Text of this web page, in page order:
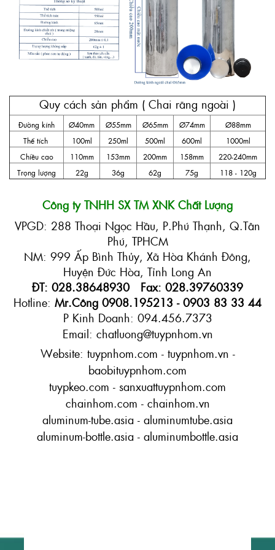
Quy cách sản phẩm ( Chai răng ngoài )
Đường kính Ø40mm Ø55mm Ø65mm Ø74mm
Ø88mm
Thể tích
100ml 250ml 500ml 600ml
1000ml
Chiều cao
110mm 153mm 200mm 158mm
220-240mm
Trọng lượng
22g 36g 62g 75g 118 - 120g
Công ty TNHH SX TM XNK Chất Lượng
VPGD: 288 Thoại Ngọc Hầu, P.Phú Thạnh, Q.Tân
Phú, TPHCM
NM: 999 Ấp Bình Thủy, Xã Hòa Khánh Đông,
Huyện Đức Hòa, Tỉnh Long An
ĐT: 028.38648930 Fax: 028.39760339
Hotline: Mr.Công 0908.195213 - 0903 83 33 44
P Kinh Doanh: 094.456.7373
Email: chatluong@tuypnhom.vn
Website: tuypnhom.com - tuypnhom.vn -
baobituypnhom.com
tuypkeo.com - sanxuattuypnhom.com
chainhom.com - chainhom.vn
aluminum-tube.asia - aluminumtube.asia
aluminum-bottle.asia - aluminumbottle.asia